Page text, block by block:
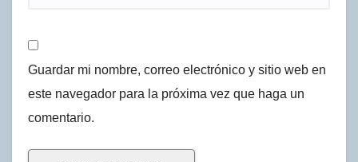
Guardar mi nombre, correo electrónico y sitio web en
este navegador para la próxima vez que haga un
comentario.